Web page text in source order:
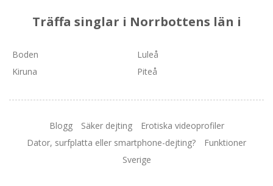
Träffa singlar i Norrbottens län i
Boden
Kiruna
Luleå
Piteå
Blogg Säker dejting
Erotiska videoprofiler
Dator, surfplatta eller smartphone-dejting?
Funktioner
Sverige